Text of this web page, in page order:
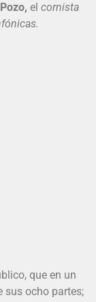
el cornista
que en un
sus ocho partes;